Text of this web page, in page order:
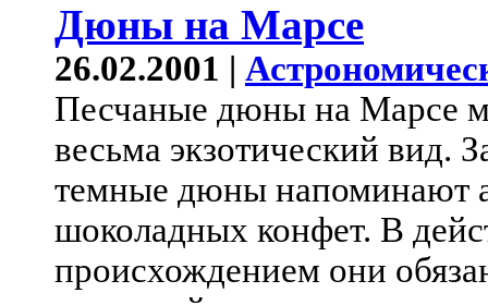
Дюны на Марсе
26.02.2001 |
Песчаные дюны на Марсе
весьма экзотический вид.
темные дюны напоминают
шоколадных конфет. В
происхождением они